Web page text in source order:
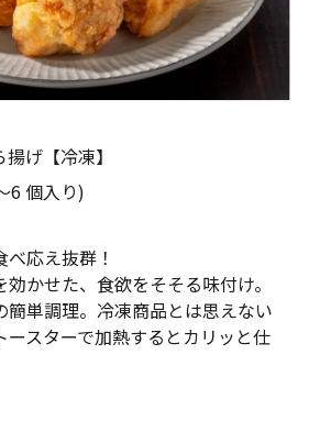
げ【冷凍】
6 個入り)
応え抜群！
かせた、食欲をそそる味付け。
単調理。冷凍商品とは思えない
スターで加熱するとカリッと仕